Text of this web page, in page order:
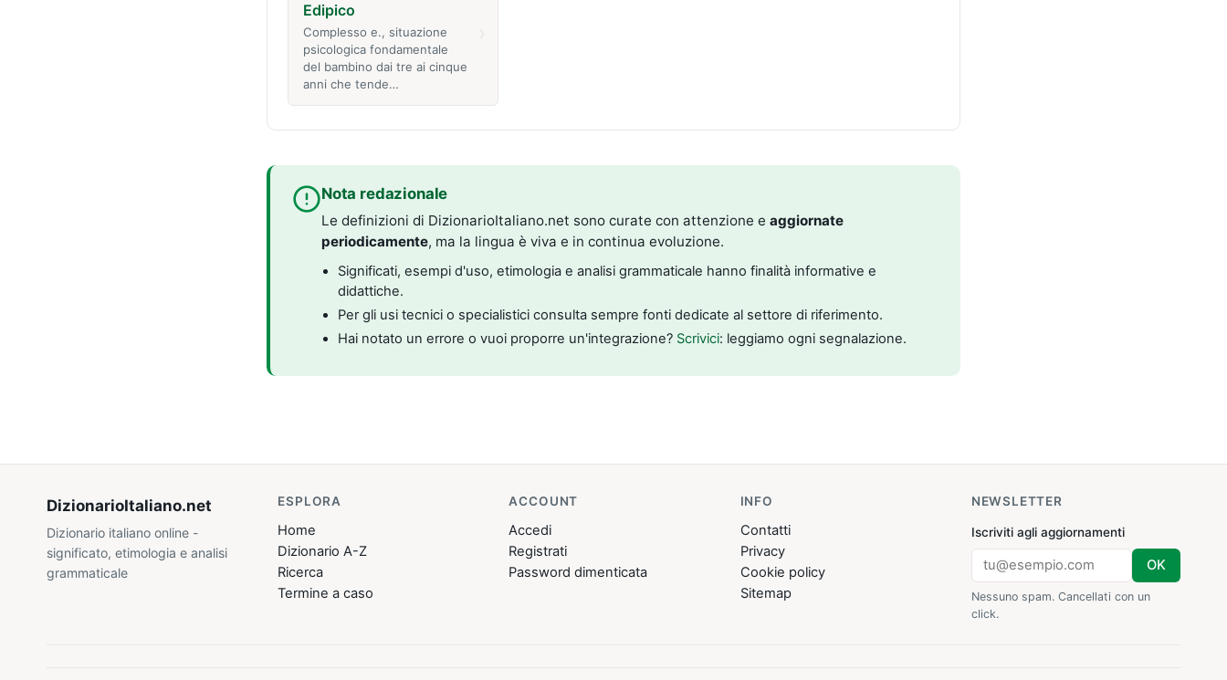
Edipico
Complesso e., situazione
psicologica fondamentale
del bambino dai tre ai cinque
anni che tende…
Nota redazionale
Le definizioni di DizionarioItaliano.net sono curate con attenzione e aggiornate
periodicamente, ma la lingua è viva e in continua evoluzione.
Significati, esempi d'uso, etimologia e analisi grammaticale hanno finalità informative e
didattiche.
Per gli usi tecnici o specialistici consulta sempre fonti dedicate al settore di riferimento.
Hai notato un errore o vuoi proporre un'integrazione? Scrivici: leggiamo ogni segnalazione.
DizionarioItaliano.net
Dizionario italiano online -
significato, etimologia e analisi
grammaticale
ESPLORA
Home
Dizionario A-Z
Ricerca
Termine a caso
ACCOUNT
Accedi
Registrati
Password dimenticata
INFO
Contatti
Privacy
Cookie policy
Sitemap
NEWSLETTER
Iscriviti agli aggiornamenti
OK
Nessuno spam. Cancellati con un
click.